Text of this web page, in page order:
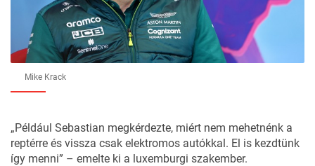
Mike Krack
„Például Sebastian megkérdezte, miért nem mehetnénk a
reptérre és vissza csak elektromos autókkal. El is kezdtünk
így menni” – emelte ki a luxemburgi szakember.